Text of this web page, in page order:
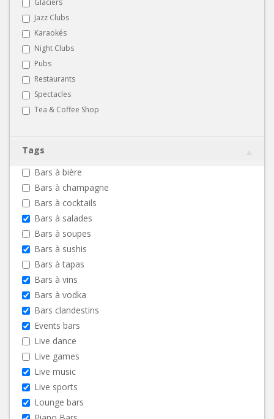
Glaciers
Jazz Clubs
Karaokés
Night Clubs
Pubs
Restaurants
Spectacles
Tea & Coffee Shop
Tags
Bars à bière
Bars à champagne
Bars à cocktails
Bars à salades
Bars à soupes
Bars à sushis
Bars à tapas
Bars à vins
Bars à vodka
Bars clandestins
Events bars
Live dance
Live games
Live music
Live sports
Lounge bars